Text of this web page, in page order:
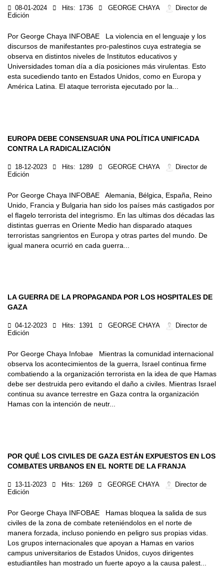
08-01-2024 Hits: 1736 GEORGE CHAYA
Director de
Edición
Por George Chaya INFOBAE La violencia en el lenguaje y los
discursos de manifestantes pro-palestinos cuya estrategia se
observa en distintos niveles de Institutos educativos y
Universidades toman día a día posiciones más virulentas. Esto
esta sucediendo tanto en Estados Unidos, como en Europa y
América Latina. El ataque terrorista ejecutado por la...
EUROPA DEBE CONSENSUAR UNA POLÍTICA UNIFICADA
CONTRA LA RADICALIZACIÓN
18-12-2023 Hits: 1289 GEORGE CHAYA
Director de
Edición
Por George Chaya INFOBAE Alemania, Bélgica, España, Reino
Unido, Francia y Bulgaria han sido los países más castigados por
el flagelo terrorista del integrismo. En las ultimas dos décadas las
distintas guerras en Oriente Medio han disparado ataques
terroristas sangrientos en Europa y otras partes del mundo. De
igual manera ocurrió en cada guerra...
LA GUERRA DE LA PROPAGANDA POR LOS HOSPITALES DE
GAZA
04-12-2023 Hits: 1391 GEORGE CHAYA
Director de
Edición
Por George Chaya Infobae Mientras la comunidad internacional
observa los acontecimientos de la guerra, Israel continua firme
combatiendo a la organización terrorista en la idea de que Hamas
debe ser destruida pero evitando el daño a civiles. Mientras Israel
continua su avance terrestre en Gaza contra la organización
Hamas con la intención de neutr...
POR QUÉ LOS CIVILES DE GAZA ESTÁN EXPUESTOS EN LOS
COMBATES URBANOS EN EL NORTE DE LA FRANJA
13-11-2023 Hits: 1269 GEORGE CHAYA
Director de
Edición
Por George Chaya INFOBAE Hamas bloquea la salida de sus
civiles de la zona de combate reteniéndolos en el norte de
manera forzada, incluso poniendo en peligro sus propias vidas.
Los grupos internacionales que apoyan a Hamas en varios
campus universitarios de Estados Unidos, cuyos dirigentes
estudiantiles han mostrado un fuerte apoyo a la causa palest...